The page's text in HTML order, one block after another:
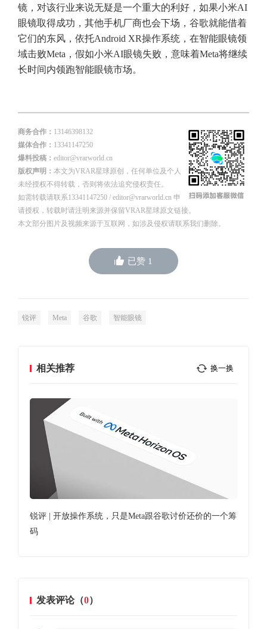
镜，对该行业来说无疑是一个重大的利好，如果小米AI
眼镜取得成功，其他手机厂商也会下场，谷歌就能借着
它们的东风，依托Android XR操作系统，在智能眼镜领
域击败Meta，假如小米AI眼镜失败，意味着Meta将继续
长时间内领跑智能眼镜市场。
商务合作： 13146398132
媒体合作： 13341147250
爆料投稿： editor@vrarworld.cn
版权声明： 本文为VRAR星球原创，任何单位及个人
未经授权不得转载，否则将依法追究侵权责任。
如需转载请联系13341147250 / editor@vrarworld.cn 申
请授权，转载时请注明来源并保留VRAR星球原文链接。
本文部分图片及视频来源于互联网，如涉及侵权请联系我们删除。
已赞 1
锐评 Meta 谷歌 智能眼镜
相关推荐 换一换
锐评 | 开放操作系统，只是Meta跟谷歌讨价还价的一个筹
码
发表评论（0）